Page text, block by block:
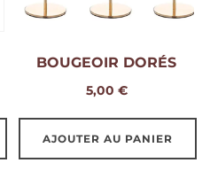
BOUGEOIR DORÉS
5,00 €
AJOUTER AU PANIER